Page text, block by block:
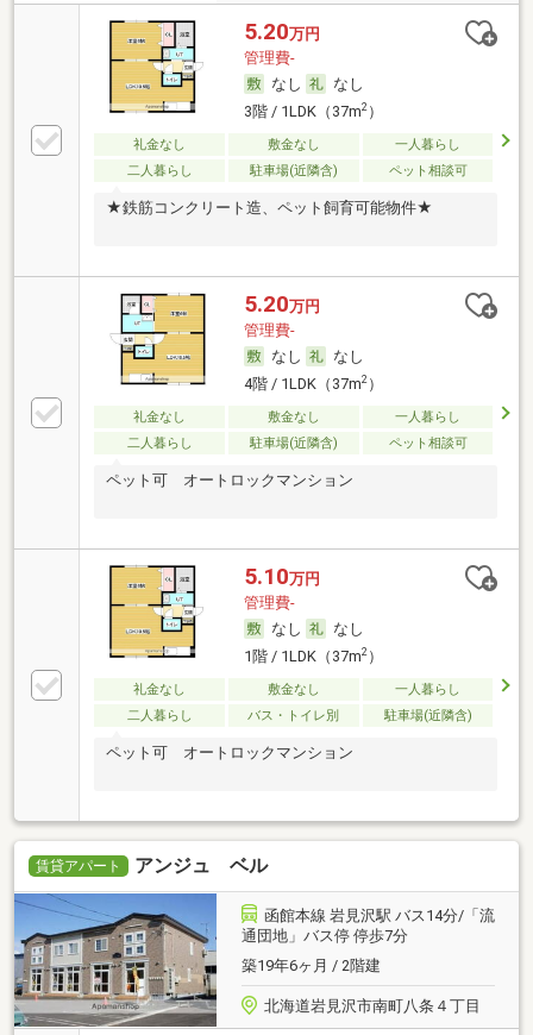
5.20万円
管理費-
なし
なし
3階 / 1LDK（37m2）
礼金なし 敷金なし
一人暮らし
二人暮らし
駐車場(近隣含) ペット相談可
★鉄筋コンクリート造、ペット飼育可能物件★
5.20万円
管理費-
なし
なし
4階 / 1LDK（37m2）
礼金なし 敷金なし
一人暮らし
二人暮らし
駐車場(近隣含) ペット相談可
ペット可 オートロックマンション
5.10万円
管理費-
なし
なし
1階 / 1LDK（37m2）
礼金なし 敷金なし
一人暮らし
二人暮らし
バス・トイレ別 駐車場(近隣含)
ペット可 オートロックマンション
賃貸アパート アンジュ ベル
函館本線 岩見沢駅 バス14分/「流
通団地」バス停 停歩7分
築19年6ヶ月 / 2階建
北海道岩見沢市南町八条４丁目